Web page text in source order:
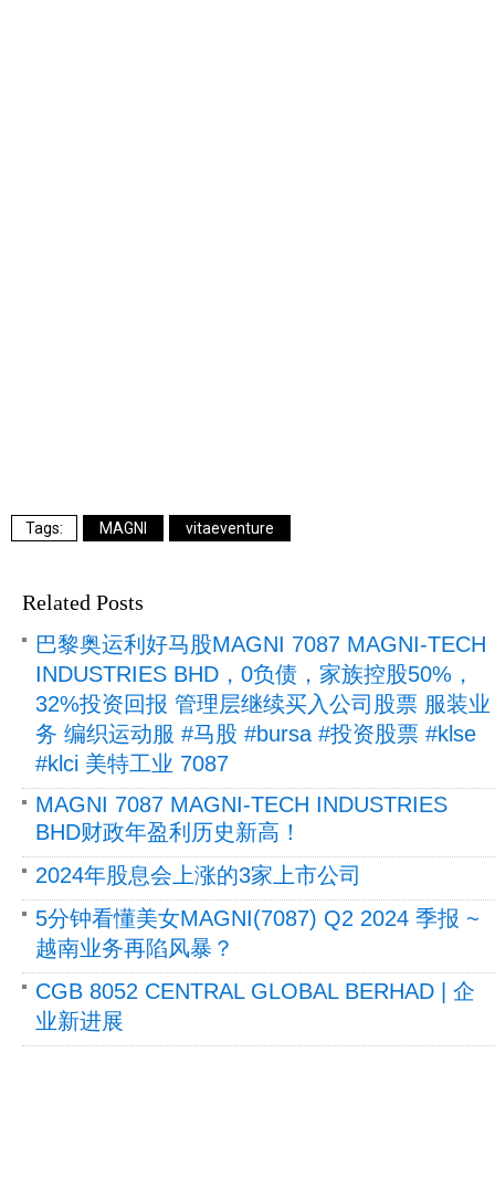
MAGNI vitaeventure
Related Posts
巴黎奥运利好马股MAGNI 7087 MAGNI-TECH
INDUSTRIES BHD，0负债，家族控股50%，
32%投资回报 管理层继续买入公司股票 服装业
务 编织运动服 #马股 #bursa #投资股票 #klse
#klci 美特工业 7087
MAGNI 7087 MAGNI-TECH INDUSTRIES
BHD财政年盈利历史新高！
2024年股息会上涨的3家上市公司
5分钟看懂美女MAGNI(7087) Q2 2024 季报 ~
越南业务再陷风暴？
CGB 8052 CENTRAL GLOBAL BERHAD | 企
业新进展